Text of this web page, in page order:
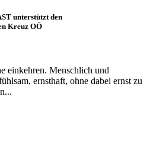
unterstützt den
Kreuz OÖ
einkehren. Menschlich und
ernsthaft, ohne dabei ernst zu